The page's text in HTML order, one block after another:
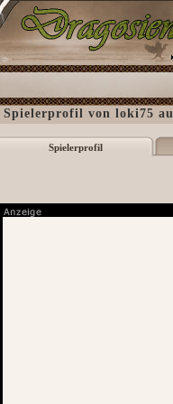
Spielerprofil von loki75
Spielerprofil